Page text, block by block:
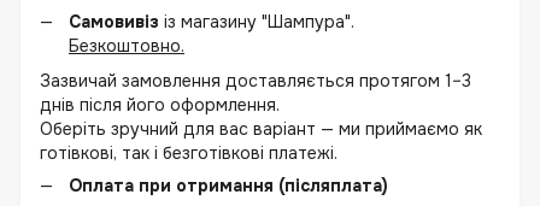
Самовивіз із магазину "Шампура".
Безкоштовно.
Зазвичай замовлення доставляється протягом 1–3
днів після його оформлення.
Оберіть зручний для вас варіант — ми приймаємо як
готівкові, так і безготівкові платежі.
Оплата при отримання (післяплата)